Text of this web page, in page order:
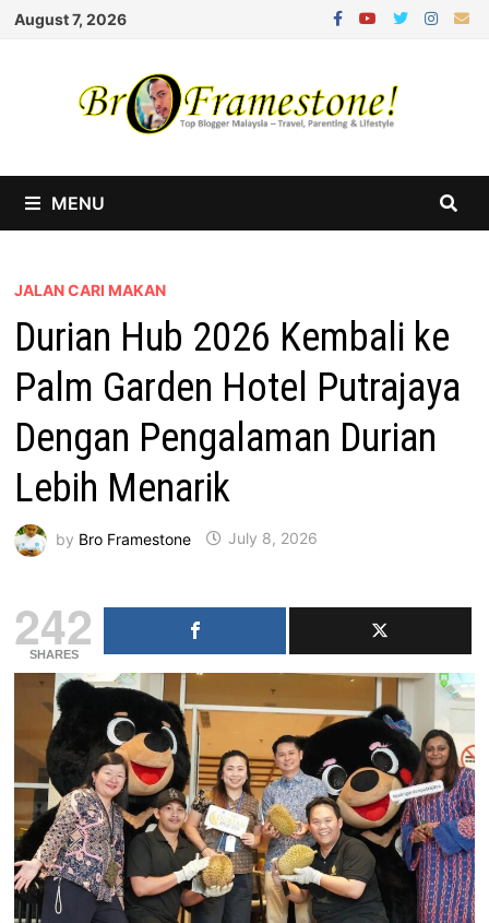
Skip
August 7, 2026
MENU
JALAN CARI MAKAN
Durian Hub 2026 Kembali ke
Palm Garden Hotel Putrajaya
Dengan Pengalaman Durian
Lebih Menarik
by Bro Framestone July 8, 2026
242
SHARES